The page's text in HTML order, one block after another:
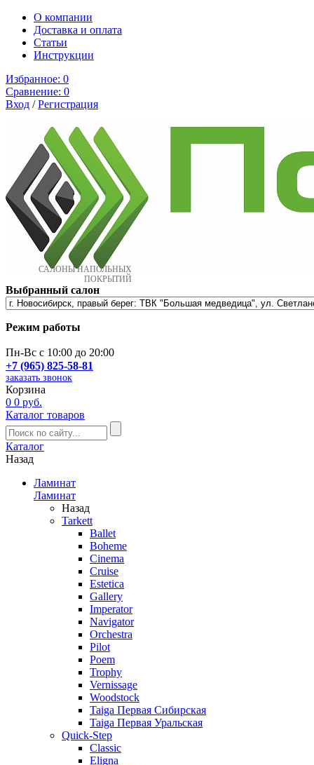
О компании
Доставка и оплата
Cтатьи
Инструкции
Избранное: 0
Сравнение: 0
Вход /Регистрация
САЛОНЫ НАПОЛЬНЫХ
ПОКРЫТИЙ
Выбранный салон
Режим работы
Пн-Вс с 10:00 до 20:00
+7 (965) 825-58-81
заказать звонок
Корзина
0 0 руб.
Каталог товаров
Каталог
Назад
Ламинат
Ламинат
Назад
Tarkett
Ballet
Boheme
Cinema
Cruise
Estetica
Gallery
Imperator
Navigator
Orchestra
Pilot
Poem
Trophy
Vernissage
Woodstock
Taiga Первая Сибирская
Taiga Первая Уральская
Quick-Step
Classic
Eligna